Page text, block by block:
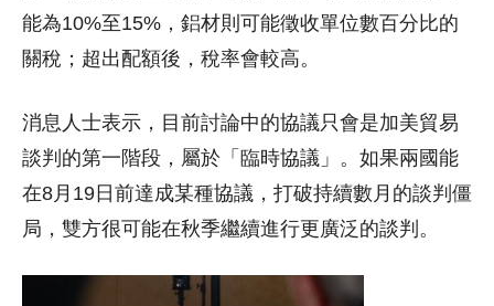
能為10%至15%，鋁材則可能徵收單位數百分比的
關稅；超出配額後，稅率會較高。
消息人士表示，目前討論中的協議只會是加美貿易
談判的第一階段，屬於「臨時協議」。如果兩國能
在8月19日前達成某種協議，打破持續數月的談判僵
局，雙方很可能在秋季繼續進行更廣泛的談判。